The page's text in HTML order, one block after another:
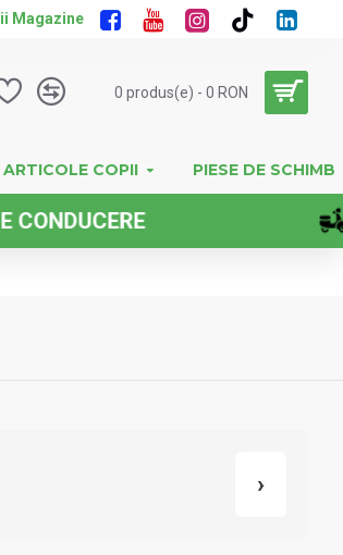
Magazine
0 produs(e) - 0 RON
ARTICOLE COPII PIESE DE SCHIMB
›